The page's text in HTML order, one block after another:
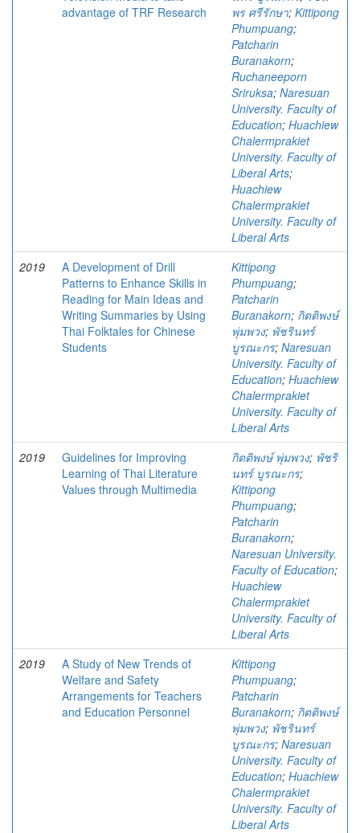
advantage of TRF Research
พร ศรีรักษา; Kittipong
Phumpuang;
Patcharin
Buranakorn;
Ruchaneeporn
Sriruksa; Naresuan
University. Faculty of
Education; Huachiew
Chalermprakiet
University. Faculty of
Liberal Arts;
Huachiew
Chalermprakiet
University. Faculty of
Liberal Arts
2019
A Development of Drill
Patterns to Enhance Skills in
Reading for Main Ideas and
Writing Summaries by Using
Thai Folktales for Chinese
Students
Kittipong
Phumpuang;
Patcharin
Buranakorn; กิตติพงษ์
พุ่มพวง; พัชรินทร์
บูรณะกร; Naresuan
University. Faculty of
Education; Huachiew
Chalermprakiet
University. Faculty of
Liberal Arts
2019
Guidelines for Improving
Learning of Thai Literature
Values through Multimedia
กิตติพงษ์ พุ่มพวง; พัชริ
นทร์ บูรณะกร;
Kittipong
Phumpuang;
Patcharin
Buranakorn;
Naresuan University.
Faculty of Education;
Huachiew
Chalermprakiet
University. Faculty of
Liberal Arts
2019
A Study of New Trends of
Welfare and Safety
Arrangements for Teachers
and Education Personnel
Kittipong
Phumpuang;
Patcharin
Buranakorn; กิตติพงษ์
พุ่มพวง; พัชรินทร์
บูรณะกร; Naresuan
University. Faculty of
Education; Huachiew
Chalermprakiet
University. Faculty of
Liberal Arts